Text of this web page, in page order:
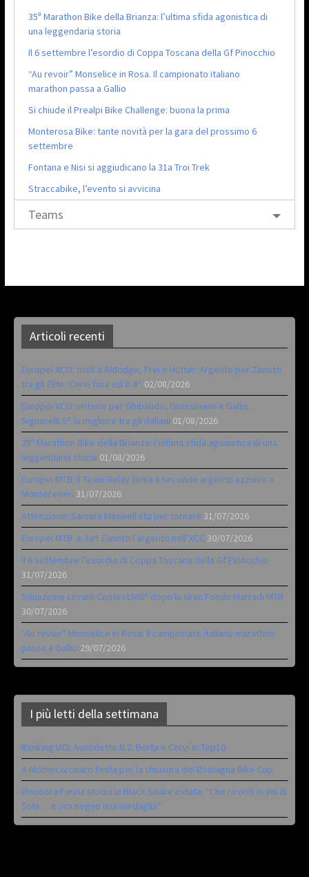
35ª Marathon Bike della Brianza: l’ultima sfida agonistica di
una leggendaria storia
Il 6 settembre l’esordio di Coppa Toscana della Gf Pinocchio
“Au revoir” Monselice in Rosa. Il campionato italiano
marathon passa a Gallio
Si chiude il Prealpi Bike Challenge: buona la prima
Monterosa Bike: tante novità per la gara del prossimo 6
settembre
Fontana e Nisi si aggiudicano la 31a Troi Trek
Straccabike, l’evento si avvicina
Teams
Articoli recenti
Europei XCO: titoli a Aldridge, Frei e Hutter. Argento per Zanotti
tra gli Elite. Corvi fora ed è 4^ 02/08/2026
Europei XCO: vittorie per Ghibaudo, Grossmann e Gallis.
Signorelli 5^ la migliore tra gli italiani 01/08/2026
35ª Marathon Bike della Brianza: l’ultima sfida agonistica di una
leggendaria storia 01/08/2026
Europei MTB: il Team Relay firma il secondo argento azzurro a
Monteceneri 31/07/2026
Attenzione: Samara Maxwell sta per tornare 31/07/2026
Europei MTB: a Juri Zanotti l’argento nell’XCC 30/07/2026
Il 6 settembre l’esordio di Coppa Toscana della Gf Pinocchio
31/07/2026
Situazione circuiti Contest360° dopo la Gran Fondo Marradi MTB
30/07/2026
“Au revoir” Monselice in Rosa. Il campionato italiano marathon
passa a Gallio 29/07/2026
I più letti della settimana
Ranking UCI: Avondetto N.2. Berta e Corvi in Top10
A Montecoronaro festa per la chiusura del Romagna Bike Cup
Eleonora Farina studia la Black Snake iridata: “Che ricordi in Val di
Sole… e ora sogno una medaglia”